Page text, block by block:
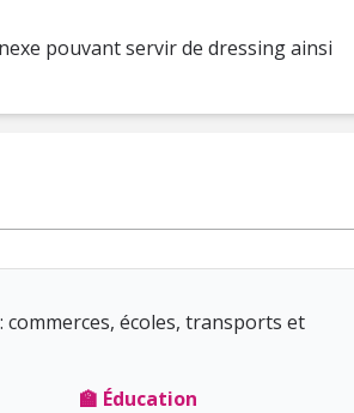
pouvant servir de dressing ainsi
écoles, transports et
🏫 Éducation